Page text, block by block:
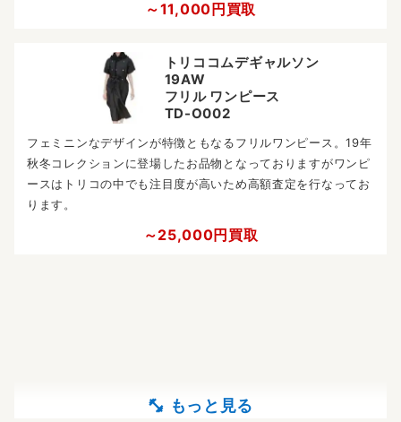
～11,000円買取
トリココムデギャルソン
19AW
フリル ワンピース
TD-O002
フェミニンなデザインが特徴ともなるフリルワンピース。19年
秋冬コレクションに登場したお品物となっておりますがワンピ
ースはトリコの中でも注目度が高いため高額査定を行なってお
ります。
～25,000円買取